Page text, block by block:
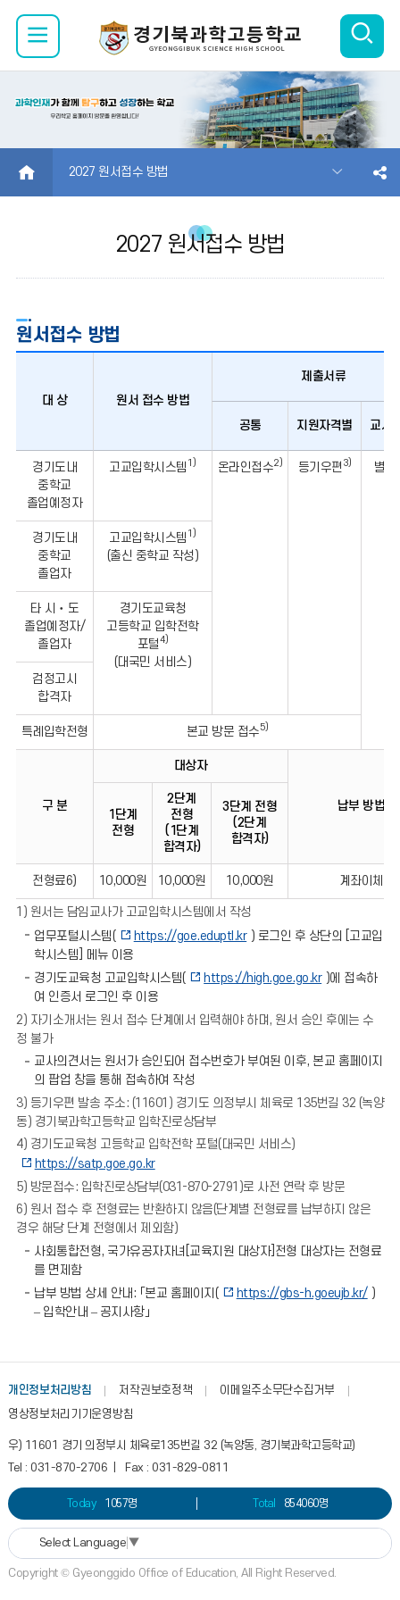
바
일
메
색
열
기
HOME 2027 원서접수 방법
2027 원서접수 방법
원서접수 방법
원서
방법,
제출서류,
공통,
지원자격별,
교사의견서의
정보를
포함한
표입니다.
대 상 원서 접수 방법
제출서류
공통 지원자격별 교사
경기도내
중학교
졸업예정자
고교입학시스템 1) 온라인접수2) 등기우편 3) 별도
경기도내
중학교
졸업자
고교입학시스템 1)
(출신 중학교 작성)
타 시‧도
졸업예정자/
졸업자
경기도교육청
고등학교 입학전학
포털4)
(대국민 서비스)
검정고시
합격자
특례입학전형 본교 방문 접수5)
구 분
대상자
납부 방법
1단계
전형
2단계
전형
(1단계
합격자)
3단계 전형
(2단계
합격자)
전형료6) 10,000원 10,000원 10,000원 계좌이체
1) 원서는 담임교사가 고교입학시스템에서 작성
업무포털시스템(
https://goe.eduptl.kr ) 로그인 후 상단의 [고교입
학시스템] 메뉴 이용
경기도교육청 고교입학시스템(
https://high.goe.go.kr )에 접속하
여 인증서 로그인 후 이용
2) 자기소개서는 원서 접수 단계에서 입력해야 하며, 원서 승인 후에는 수
정 불가
교사의견서는 원서가 승인되어 접수번호가 부여된 이후, 본교 홈페이지
의 팝업 창을 통해 접속하여 작성
3) 등기우편 발송 주소: (11601) 경기도 의정부시 체육로 135번길 32 (녹양
동) 경기북과학고등학교 입학진로상담부
4) 경기도교육청 고등학교 입학전학 포털(대국민 서비스)
https://satp.goe.go.kr
5) 방문접수: 입학진로상담부(031-870-2791)로 사전 연락 후 방문
6) 원서 접수 후 전형료는 반환하지 않음(단계별 전형료를 납부하지 않은
경우 해당 단계 전형에서 제외함)
사회통합전형, 국가유공자자녀[교육지원 대상자]전형 대상자는 전형료
를 면제함
납부 방법 상세 안내: 「본교 홈페이지(
https://gbs-h.goeujb.kr/ )
– 입학안내 – 공지사항」
개인정보처리방침 저작권보호정책
이메일주소무단수집거부
영상정보처리기기운영방침
우) 11601 경기 의정부시 체육로135번길 32 (녹양동, 경기북과학고등학교)
Tel : 031-870-2706 | Fax : 031-829-0811
Today 1057명 Total 854060명
Select Language ▼
Copyright © Gyeonggido Office of Education, All Right Reserved.